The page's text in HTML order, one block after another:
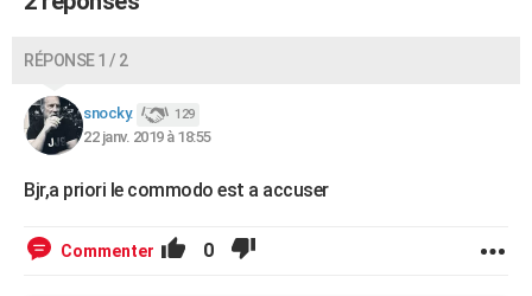
RÉPONSE 1 / 2
snocky. 129
22 janv. 2019 à 18:55
Bjr,a priori le commodo est a accuser
Commenter 0